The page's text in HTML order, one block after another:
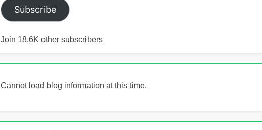
Subscribe
Join 18.6K other subscribers
Cannot load blog information at this time.